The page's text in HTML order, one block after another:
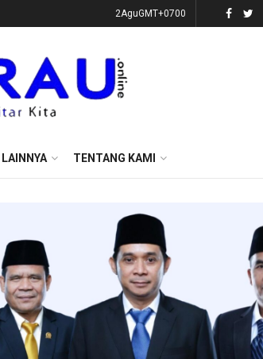
2AguGMT+0700
LAINNYA TENTANG KAMI